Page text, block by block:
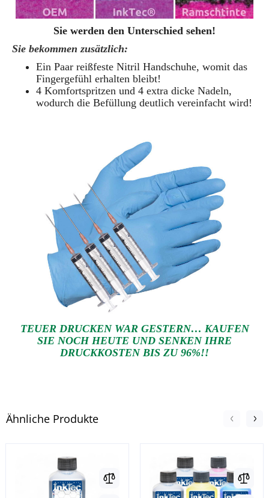
Sie werden den Unterschied sehen!
Sie bekommen zusätzlich:
Ein Paar reißfeste Nitril Handschuhe, womit das
Fingergefühl erhalten bleibt!
4 Komfortspritzen und 4 extra dicke Nadeln,
wodurch die Befüllung deutlich vereinfacht wird!
TEUER DRUCKEN WAR GESTERN… KAUFEN
SIE NOCH HEUTE UND SENKEN IHRE
DRUCKKOSTEN BIS ZU 96%!!
Ähnliche Produkte